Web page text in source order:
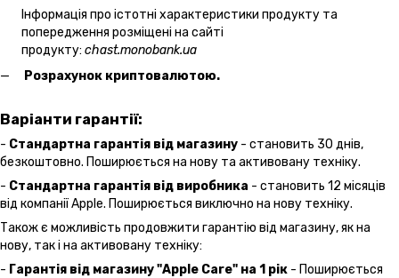
Інформація про істотні характеристики продукту та
попередження розміщені на сайті
продукту: chast.monobank.ua
Розрахунок криптовалютою.
Варіанти гарантії:
- Стандартна гарантія від магазину - становить 30 днів,
безкоштовно. Поширюється на нову та активовану техніку.
- Стандартна гарантія від виробника - становить 12 місяців
від компанії Apple. Поширюється виключно на нову техніку.
Також є можливість продовжити гарантію від магазину, як на
нову, так і на активовану техніку:
- Гарантія від магазину "Apple Care" на 1 рік - Поширюється